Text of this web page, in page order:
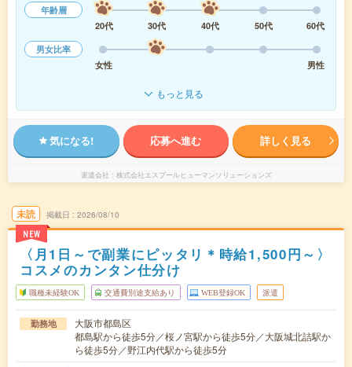
年齢層
20代
30代 40代 50代
60代
男女比率
女性
男性
もっと見る
気になる! 応募へ進む 詳しく見る
派遣会社 株式会社エスプールヒューマンソリューションズ
未読
NEW
掲載日 2026/08/10
〈月1日～で副業にピッタリ＊時給1,500円～〉
コスメのカンタン仕分け
職種未経験OK 交通費別途支給あり WEB登録OK 派遣
勤務地
大阪市都島区
都島駅から徒歩5分／桜ノ宮駅から徒歩5分／大阪城北詰駅か
ら徒歩5分／野江内代駅から徒歩5分